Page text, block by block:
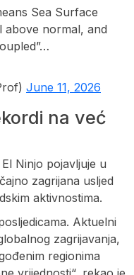
Sea Surface
above normal, and
June 11, 2026
na već
Ninjo pojavljuje u
zagrijana usljed
aktivnostima.
Aktuelni
zagrijavanja,
regionima